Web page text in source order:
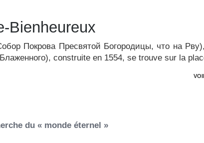
Bienheureux
Покрова Пресвятой Богородицы, что на
construite en 1554, se trouve sur la
du « monde éternel »